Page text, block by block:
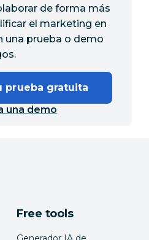
de forma más
el marketing en
una prueba o demo
prueba gratuita
una demo
Free tools